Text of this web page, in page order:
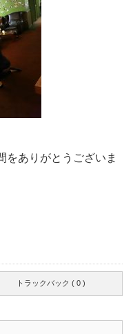
をありがとうございま
トラックバック ( 0 )